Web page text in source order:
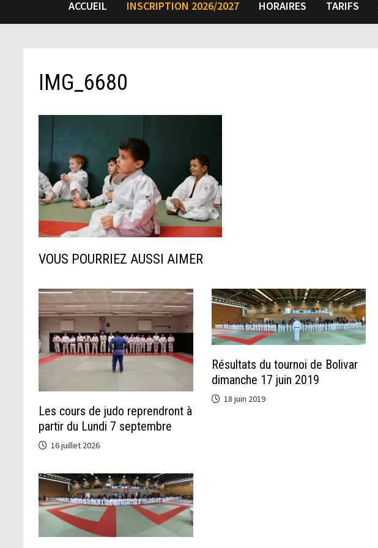
ACCUEIL INSCRIPTION 2026/2027 HORAIRES TARIFS
IMG_6680
VOUS POURRIEZ AUSSI AIMER
Les cours de judo reprendront à
partir du Lundi 7 septembre
16 juillet 2026
Résultats du tournoi de Bolivar
dimanche 17 juin 2019
18 juin 2019